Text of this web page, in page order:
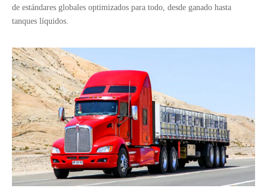
de estándares globales optimizados para todo, desde ganado hasta
tanques líquidos.